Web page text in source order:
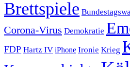
Brettspiele
Corona-Virus Demokratie
FDP Hartz IV iPhone Ironie Krieg